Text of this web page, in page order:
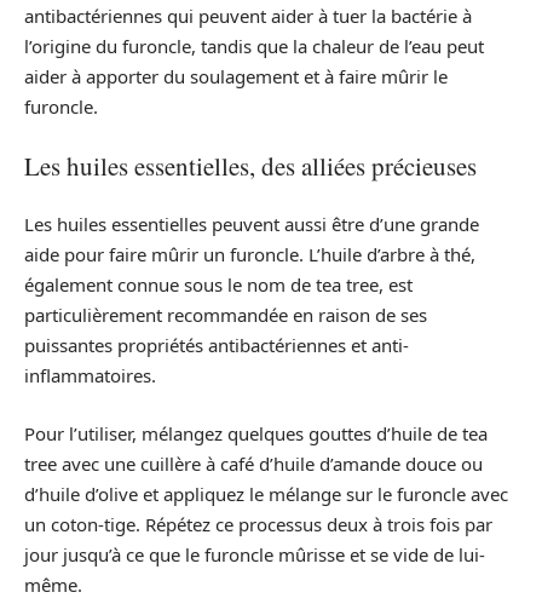
antibactériennes qui peuvent aider à tuer la bactérie à
l’origine du furoncle, tandis que la chaleur de l’eau peut
aider à apporter du soulagement et à faire mûrir le
furoncle.
Les huiles essentielles, des alliées précieuses
Les huiles essentielles peuvent aussi être d’une grande
aide pour faire mûrir un furoncle. L’huile d’arbre à thé,
également connue sous le nom de tea tree, est
particulièrement recommandée en raison de ses
puissantes propriétés antibactériennes et anti-
inflammatoires.
Pour l’utiliser, mélangez quelques gouttes d’huile de tea
tree avec une cuillère à café d’huile d’amande douce ou
d’huile d’olive et appliquez le mélange sur le furoncle avec
un coton-tige. Répétez ce processus deux à trois fois par
jour jusqu’à ce que le furoncle mûrisse et se vide de lui-
même.